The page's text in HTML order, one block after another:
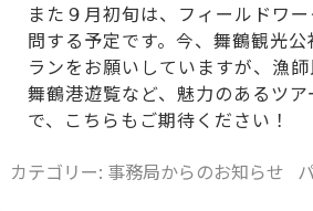
また９月初旬は、フィールドワ
問する予定です。今、舞鶴観光
ランをお願いしていますが、漁師
舞鶴港遊覧など、魅力のあるツ
で、こちらもご期待ください！
カテゴリー: 事務局からのお知らせ